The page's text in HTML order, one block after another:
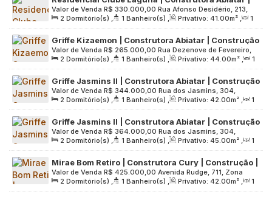
41 Metros | 02 Dormitórios | Varanda | 01 Vaga
R$ 330.000,00
Valor de Venda
Rua Afonso Desidério, 213,
Grande São Paulo, 06795-040, Parque Laguna, Taboão da
Serra, São Paulo, Brasil
2 Dormitório(s) , 1 Banheiro(s) , Privativo: 41.00m² ,
1
Sala(s) , 1 Vaga(s) , Útil: 41.00m² , Terreno: 16030.00m²
Griffe Kizaemon | Construtora Abiatar | Construção
| 44 Metros | 02 Dormitórios | Varanda | 01 Vaga
R$ 265.000,00
Valor de Venda
Rua Dezenove de Fevereiro,
646, Grande São Paulo, 06770-095, Jardim Iracema, Taboão
da Serra, São Paulo, Brasil
2 Dormitório(s) , 1 Banheiro(s) , Privativo: 44.00m² ,
1
Sala(s) , 1 Vaga(s) , Útil: 44.00m² , Terreno: 554.00m²
Griffe Jasmins II | Construtora Abiatar | Construção
| 42 Metros | 02 Dormitórios | Varanda Grill | sem
Vaga
R$ 344.000,00
Valor de Venda
Rua dos Jasmins, 304,
Grande São Paulo, 06753-440, Parque Assunção, Taboão da
Serra, São Paulo, Brasil
2 Dormitório(s) , 1 Banheiro(s) , Privativo: 42.00m² ,
1
Sala(s) , Útil: 42.00m² , Terreno: 1179.00m²
Griffe Jasmins II | Construtora Abiatar | Construção
| 45 Metros | 02 Dormitórios | Varanda Grill | sem
Vaga
R$ 364.000,00
Valor de Venda
Rua dos Jasmins, 304,
Grande São Paulo, 06753-440, Parque Assunção, Taboão da
Serra, São Paulo, Brasil
2 Dormitório(s) , 1 Banheiro(s) , Privativo: 45.00m² ,
1
Sala(s) , Útil: 45.00m² , Terreno: 1179.00m²
Mirae Bom Retiro | Construtora Cury | Construção |
42 metros | 02 dormitórios | com varanda | sem
vaga
R$ 425.000,00
Valor de Venda
Avenida Rudge, 711, Zona
Central, 01133-000, Bom Retiro, São Paulo, São Paulo, Brasil
2 Dormitório(s) , 1 Banheiro(s) , Privativo: 42.00m² ,
1
Sala(s) , Útil: 42.00m² , Terreno: 3834.00m²